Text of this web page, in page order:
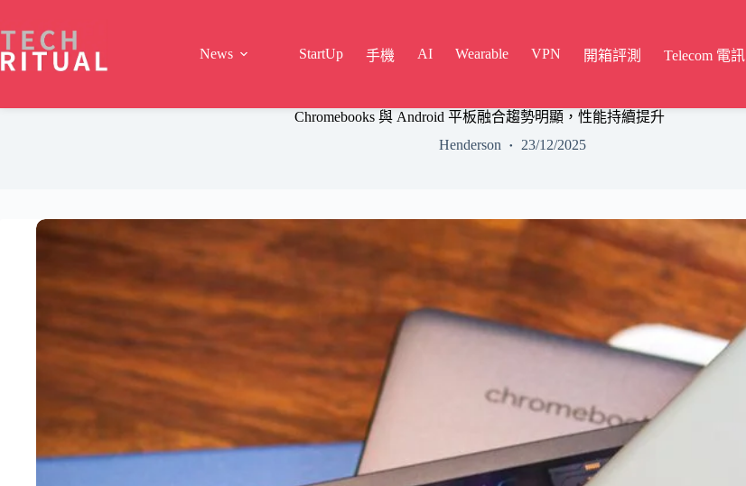
content
News
StartUp 手機 AI Wearable VPN 開箱評測 Telecom 電訊
Chromebooks 與 Android 平板融合趨勢明顯，性能持續提升
Henderson
23/12/2025